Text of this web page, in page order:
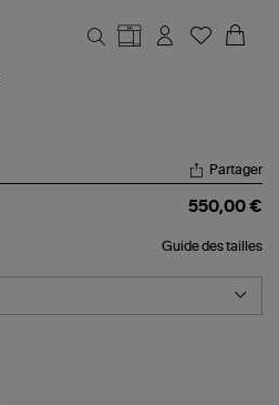
Partager
550,00 €
Guide des tailles